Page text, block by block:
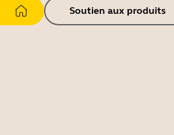
Soutien aux produits